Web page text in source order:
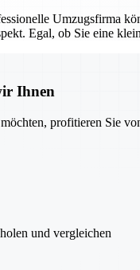
Umzugsfirma
Egal, ob Sie eine
Ihnen
profitieren Sie
und vergleichen